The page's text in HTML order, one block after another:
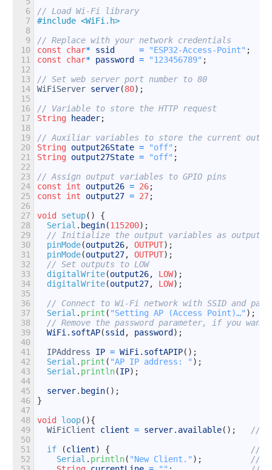
6
7
8
9
10
11
12
13
14
15
16
17
18
19
20
21
22
23
24
25
26
27
28
29
30
31
32
33
34
35
36
37
38
39
40
41
42
43
44
45
46
47
48
49
50
51
52
// Load Wi-Fi library
#include <WiFi.h>
// Replace with your network credentials
const
char* ssid = "ESP32-Access-Point" ;
const
char* password = "123456789" ;
// Set web server port number to 80
WiFiServer server(80) ;
// Variable to store the HTTP request
String
header;
// Auxiliar variables to store the current
String output26State = "off" ;
String output27State = "off" ;
// Assign output variables to GPIO pins
const
int output26 = 26;
const
int output27 = 27;
void
setup( )
{
Serial . begin(115200) ;
// Initialize the output variables as outputs
pinMode(output26, OUTPUT) ;
pinMode(output27, OUTPUT) ;
// Set outputs to LOW
digitalWrite(output26, LOW) ;
digitalWrite(output27, LOW) ;
// Connect to Wi-Fi network with SSID and
Serial . print ( "Setting AP (Access Point)…" ) ;
// Remove the password parameter, if you
WiFi . softAP(ssid , password ) ;
IPAddress
IP = WiFi . softAPIP( ) ;
Serial . print ( "AP IP address: " ) ;
Serial . println(IP) ;
server. begin( ) ;
}
void
loop( ){
WiFiClient
client = server. available( ) ;
//
if
(client) {
// If
Serial . println( "New Client." ) ;
//